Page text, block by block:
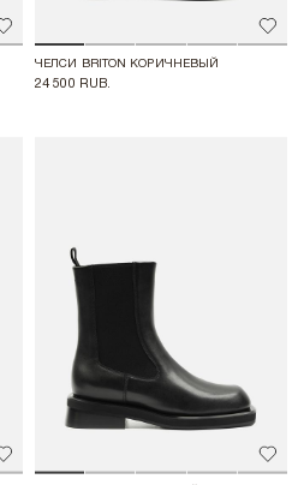
Добавить в избранное
ЧЕЛСИ BRITON КОРИЧНЕВЫЙ
24 500 RUB.
Добавить в избранное